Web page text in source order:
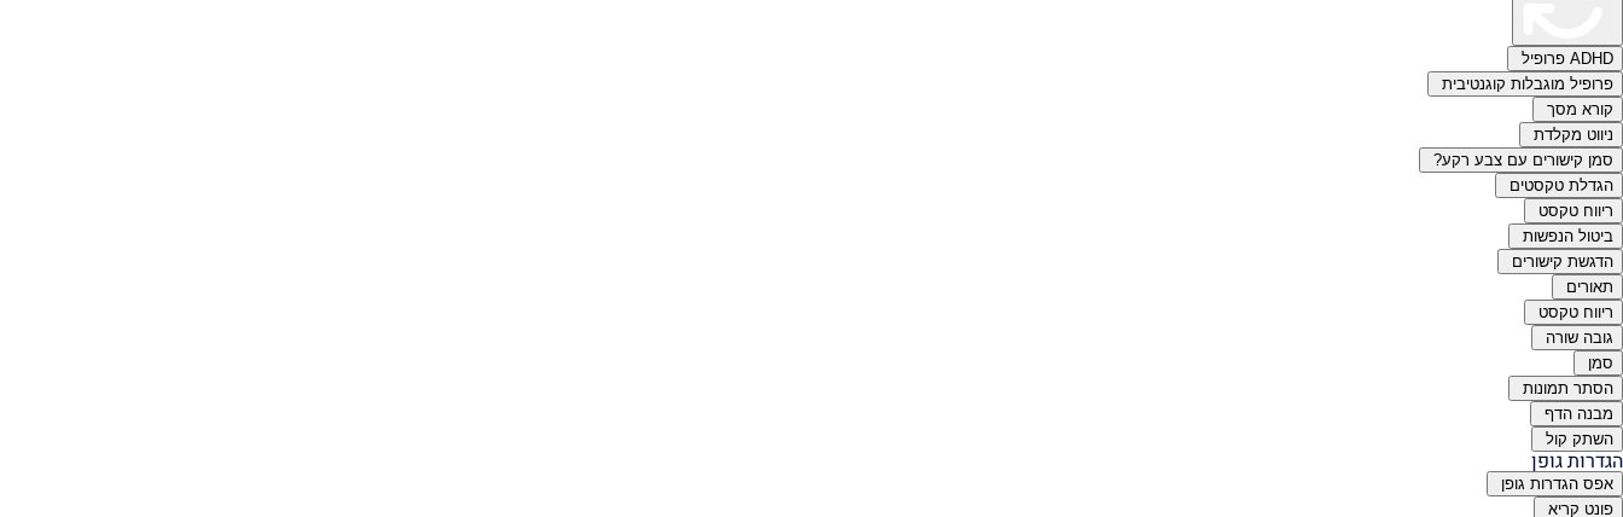
ADHD פרופיל
פרופיל מוגבלות קוגנטיבית
קורא מסך
ניווט מקלדת
סמן קישורים עם צבע רקע?
הגדלת טקסטים
ריווח טקסט
ביטול הנפשות
הדגשת קישורים
תאורים
ריווח טקסט
גובה שורה
סמן
הסתר תמונות
מבנה הדף
השתק קול
הגדרות גופן
אפס הגדרות גופן
פונט קריא